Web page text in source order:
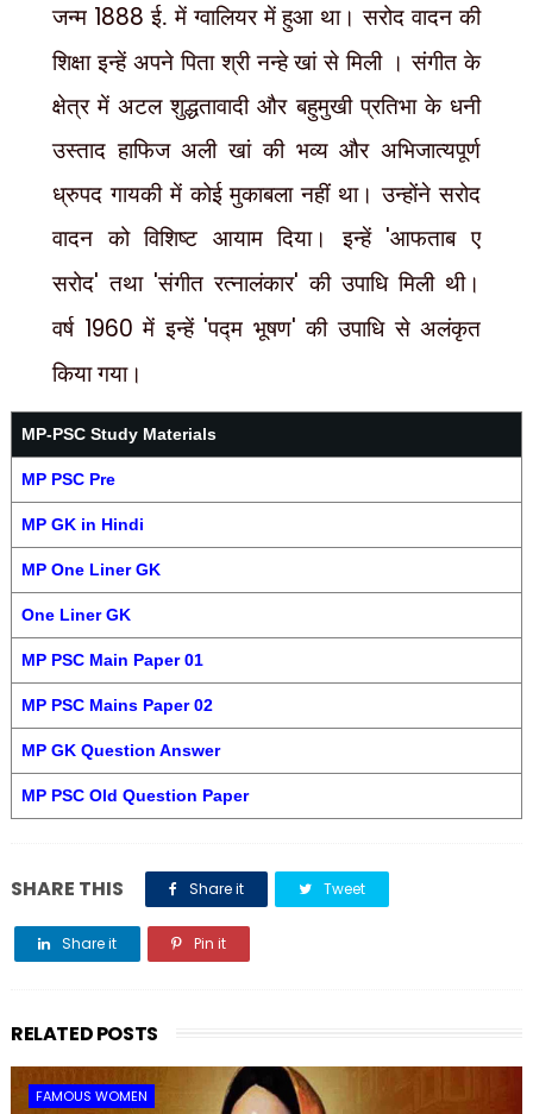
जन्म 1888 ई. में ग्वालियर में हुआ था। सरोद वादन की
शिक्षा इन्हें अपने पिता श्री नन्हे खां से मिली । संगीत के
क्षेत्र में अटल शुद्धतावादी और बहुमुखी प्रतिभा के धनी
उस्ताद हाफिज अली खां की भव्य और अभिजात्यपूर्ण
ध्रुपद गायकी में कोई मुकाबला नहीं था। उन्होंने सरोद
वादन को विशिष्ट आयाम दिया। इन्हें 'आफताब ए
सरोद'तथा 'संगीत रत्नालंकार'की उपाधि मिली थी।
वर्ष 1960 में इन्हें 'पद्म भूषण'की उपाधि से अलंकृत
किया गया।
MP-PSC Study Materials
MP PSC Pre
MP GK in Hindi
MP One Liner GK
One Liner GK
MP PSC Main Paper 01
MP PSC Mains Paper 02
MP GK Question Answer
MP PSC Old Question Paper
SHARE THIS Share it Tweet
Share it Pin it
RELATED POSTS
FAMOUS WOMEN